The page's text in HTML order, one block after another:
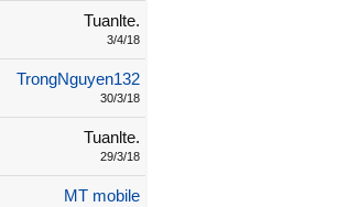
Tuanlte.
3/4/18
TrongNguyen132
30/3/18
Tuanlte.
29/3/18
MT mobile